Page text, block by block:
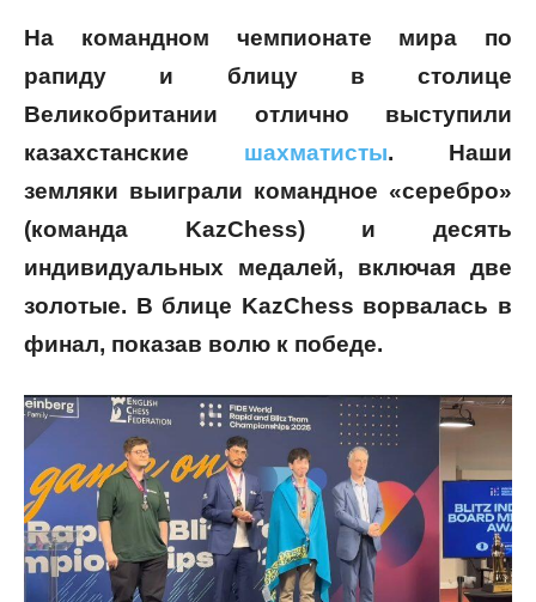
На командном чемпионате мира по
рапиду и блицу в столице
Великобритании отлично выступили
казахстанские шахматисты. Наши
земляки выиграли командное «серебро»
(команда KazChess) и десять
индивидуальных медалей, включая две
золотые. В блице KazChess ворвалась в
финал, показав волю к победе.